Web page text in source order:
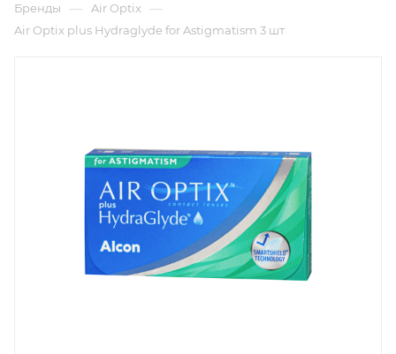
Бренды — Air Optix —
Air Optix plus Hydraglyde for Astigmatism 3 шт